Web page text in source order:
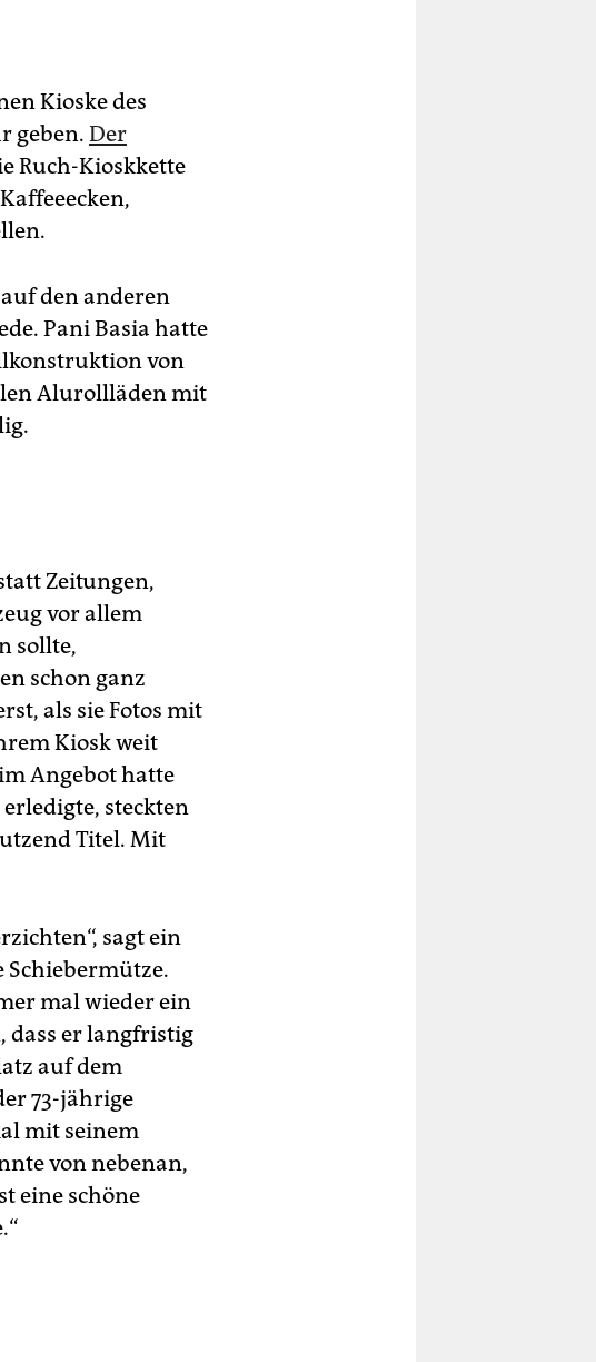
Kioske des
geben. Der
Ruch-Kioskkette
den anderen
Pani Basia hatte
von
Alurollläden mit
Zeitungen,
vor allem
sollte,
schon ganz
als sie Fotos mit
Kiosk weit
Angebot hatte
steckten
Titel. Mit
sagt ein
Schiebermütze.
mal wieder ein
dass er langfristig
auf dem
73-jährige
mit seinem
von nebenan,
eine schöne